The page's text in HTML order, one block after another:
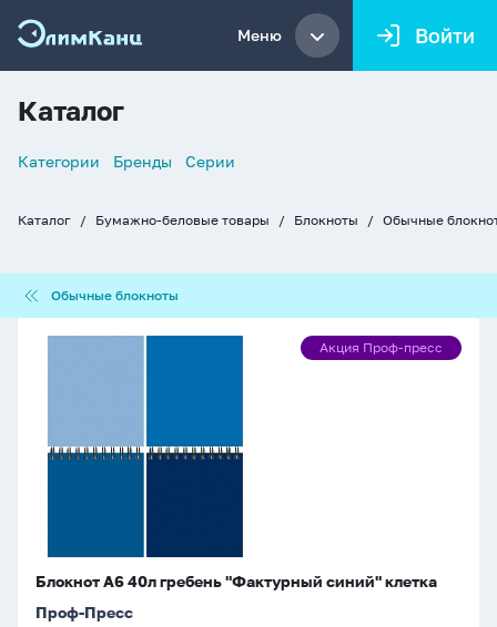
Меню Войти
Каталог
Список
Категории Бренды Серии
Каталог Бумажно-беловые товары Блокноты Обычные
блокноты
Обычные блокноты
синий"
Блокнот А6 40л гребень "Фактурный синий" клетка
Проф-Пресс
Акция
Акция Проф-пресс